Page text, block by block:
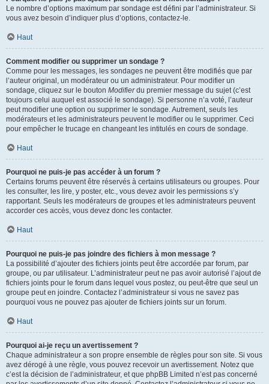
Le nombre d’options maximum par sondage est défini par l’administrateur. Si
vous avez besoin d’indiquer plus d’options, contactez-le.
Haut
Comment modifier ou supprimer un sondage ?
Comme pour les messages, les sondages ne peuvent être modifiés que par
l’auteur original, un modérateur ou un administrateur. Pour modifier un
sondage, cliquez sur le bouton Modifierdu premier message du sujet (c’est
toujours celui auquel est associé le sondage). Si personne n’a voté, l’auteur
peut modifier une option ou supprimer le sondage. Autrement, seuls les
modérateurs et les administrateurs peuvent le modifier ou le supprimer. Ceci
pour empêcher le trucage en changeant les intitulés en cours de sondage.
Haut
Pourquoi ne puis-je pas accéder à un forum ?
Certains forums peuvent être réservés à certains utilisateurs ou groupes. Pour
les consulter, les lire, y poster, etc., vous devez avoir les permissions s’y
rapportant. Seuls les modérateurs de groupes et les administrateurs peuvent
accorder ces accès, vous devez donc les contacter.
Haut
Pourquoi ne puis-je pas joindre des fichiers à mon message ?
La possibilité d’ajouter des fichiers joints peut être accordée par forum, par
groupe, ou par utilisateur. L’administrateur peut ne pas avoir autorisé l’ajout de
fichiers joints pour le forum dans lequel vous postez, ou peut-être que seul un
groupe peut en joindre. Contactez l’administrateur si vous ne savez pas
pourquoi vous ne pouvez pas ajouter de fichiers joints sur un forum.
Haut
Pourquoi ai-je reçu un avertissement ?
Chaque administrateur a son propre ensemble de règles pour son site. Si vous
avez dérogé à une règle, vous pouvez recevoir un avertissement. Notez que
c’est la décision de l’administrateur, et que phpBB Limited n’est pas concerné